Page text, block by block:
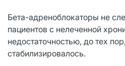
Бета-адреноблокаторы не
пациентов с нелеченной
недостаточностью, до тех
стабилизировалось.